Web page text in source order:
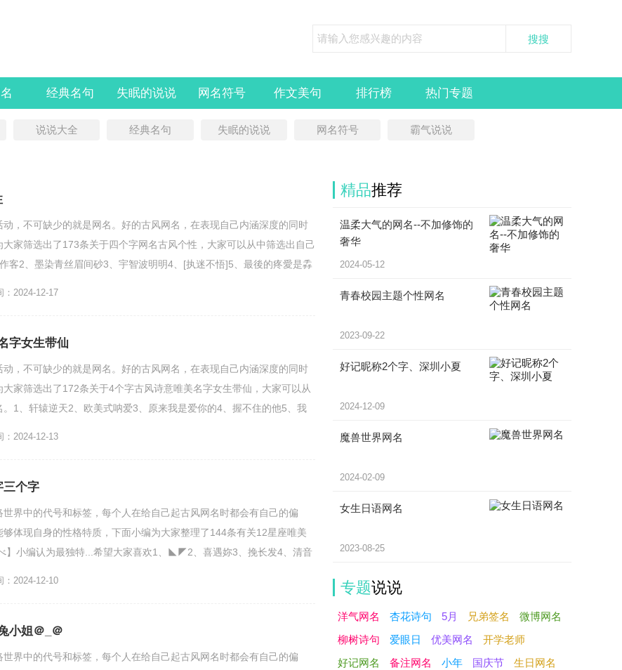
经典名句 失眠的说说 网名符号 作文美句 排行榜 热门专题
说说大全 经典名句 失眠的说说 网名符号 霸气说说
，不可缺少的就是网名。好的古风网名，在表现自己内涵深度的同时
大家筛选出了173条关于四个字网名古风个性，大家可以从中筛选出自己
客2、墨染青丝眉间砂3、宇智波明明4、[执迷不悟]5、最後的疼愛是掱
：2024-12-17
字女生带仙
，不可缺少的就是网名。好的古风网名，在表现自己内涵深度的同时
大家筛选出了172条关于4个字古风诗意唯美名字女生带仙，大家可以从
1、轩辕逆天2、欧美式呐爱3、原来我是爱你的4、握不住的他5、我
：2024-12-13
三个字
界中的代号和标签，每个人在给自己起古风网名时都会有自己的偏
体现自身的性格特质，下面小编为大家整理了144条有关12星座唯美
】小编认为最独特...希望大家喜欢1、◣◤2、喜遇妳3、挽长发4、清音
：2024-12-10
小姐＠_＠
界中的代号和标签，每个人在给自己起古风网名时都会有自己的偏
精品推荐
温柔大气的网名--不加修饰的
奢华
2024-05-12
青春校园主题个性网名
2023-09-22
好记昵称2个字、深圳小夏
2024-12-09
魔兽世界网名
2024-02-09
女生日语网名
2023-08-25
专题说说
洋气网名 杏花诗句 5月 兄弟签名
微博网名
柳树诗句
爱眼日 优美网名
开学老师
好记网名
备注网名 小年 国庆节
生日网名